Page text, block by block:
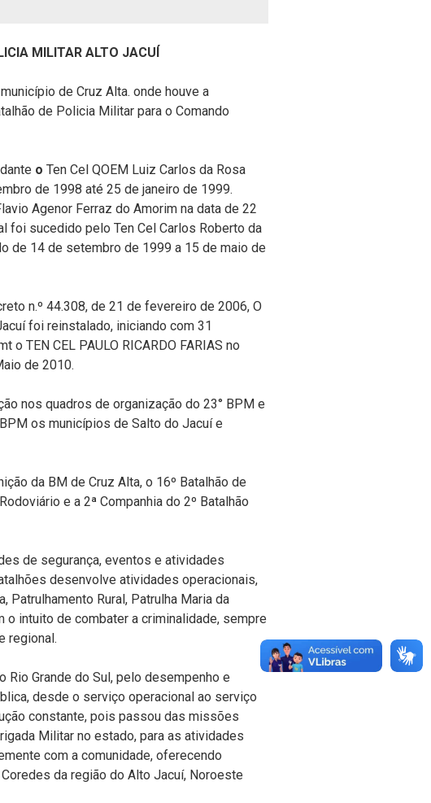
MILITAR ALTO JACUÍ
de Cruz Alta. onde houve a
de Policia Militar para o Comando
o Ten Cel QOEM Luiz Carlos da Rosa
de 1998 até 25 de janeiro de 1999.
Agenor Ferraz do Amorim na data de 22
foi sucedido pelo Ten Cel Carlos Roberto da
de 14 de setembro de 1999 a 15 de maio de
n.º 44.308, de 21 de fevereiro de 2006, O
foi reinstalado, iniciando com 31
TEN CEL PAULO RICARDO FARIAS no
de 2010.
nos quadros de organização do 23° BPM e
os municípios de Salto do Jacuí e
da BM de Cruz Alta, o 16º Batalhão de
e a 2ª Companhia do 2º Batalhão
de segurança, eventos e atividades
desenvolve atividades operacionais,
Patrulhamento Rural, Patrulha Maria da
o intuito de combater a criminalidade, sempre
regional.
Grande do Sul, pelo desempenho e
desde o serviço operacional ao serviço
constante, pois passou das missões
Militar no estado, para as atividades
com a comunidade, oferecendo
da região do Alto Jacuí, Noroeste